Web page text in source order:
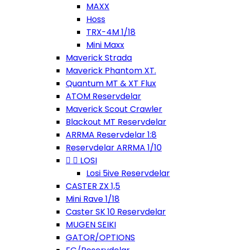
MAXX
Hoss
TRX-4M 1/18
Mini Maxx
Maverick Strada
Maverick Phantom XT.
Quantum MT & XT Flux
ATOM Reservdelar
Maverick Scout Crawler
Blackout MT Reservdelar
ARRMA Reservdelar 1:8
Reservdelar ARRMA 1/10
  LOSI
Losi 5ive Reservdelar
CASTER ZX 1,5
Mini Rave 1/18
Caster SK 10 Reservdelar
MUGEN SEIKI
GATOR/OPTIONS